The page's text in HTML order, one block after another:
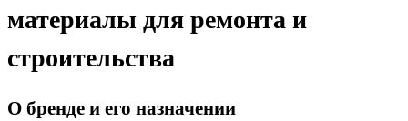
материалы для ремонта и
строительства
О бренде и его назначении